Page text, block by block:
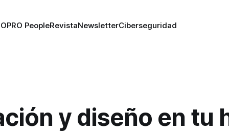
PRO PeopleRevistaNewsletterCiberseguridad
y diseño en tu